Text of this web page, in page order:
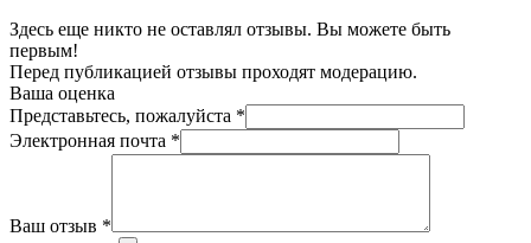
Здесь еще никто не оставлял отзывы. Вы можете быть
первым!
Перед публикацией отзывы проходят модерацию.
Ваша оценка
Представьтесь, пожалуйста *
Электронная почта *
Ваш отзыв *